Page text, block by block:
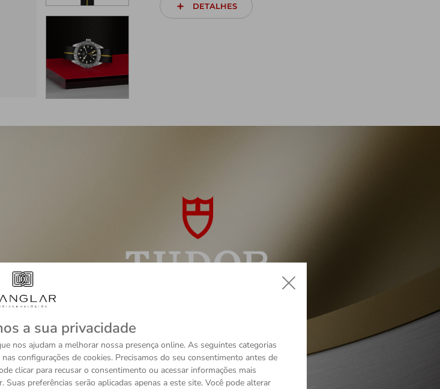
a sua privacidade
nos ajudam a melhorar nossa presença online. As seguintes categorias
configurações de cookies. Precisamos do seu consentimento antes de
clicar para recusar o consentimento ou acessar informações mais
preferências serão aplicadas apenas a este site. Você pode alterar
DETALHES